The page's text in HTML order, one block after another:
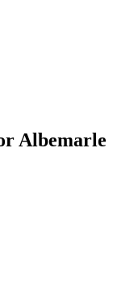
Albemarle